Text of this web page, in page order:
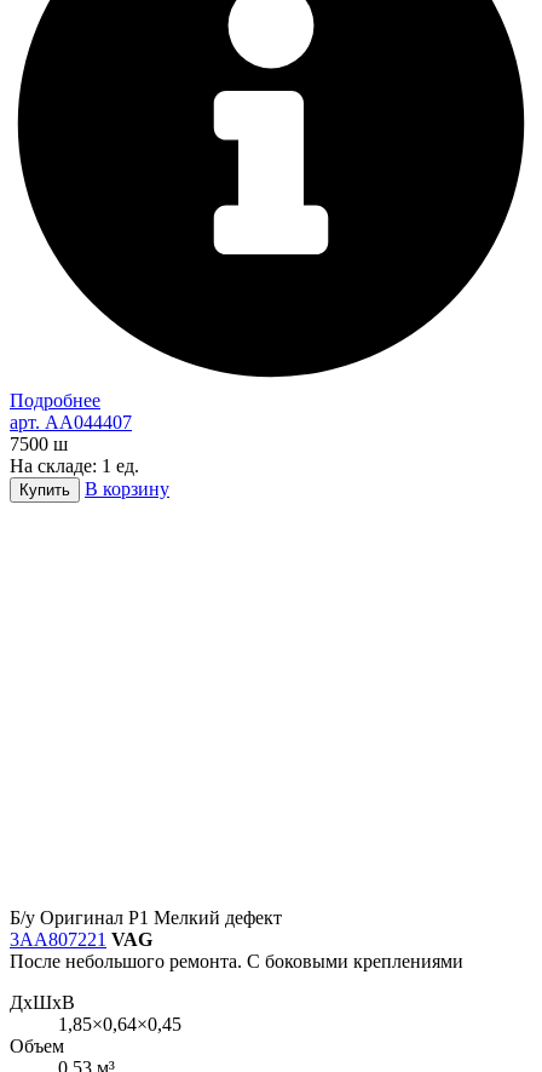
Подробнее
арт. AA044407
7500 ш
На складе: 1 ед.
Купить В корзину
Б/у Оригинал Р1 Мелкий дефект
3AA807221 VAG
После небольшого ремонта. С боковыми креплениями
ДxШxВ
1,85×0,64×0,45
Объем
0,53 м³